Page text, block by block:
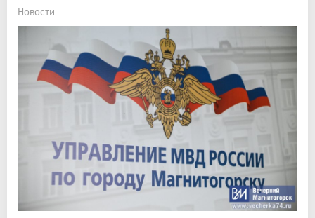
Новости